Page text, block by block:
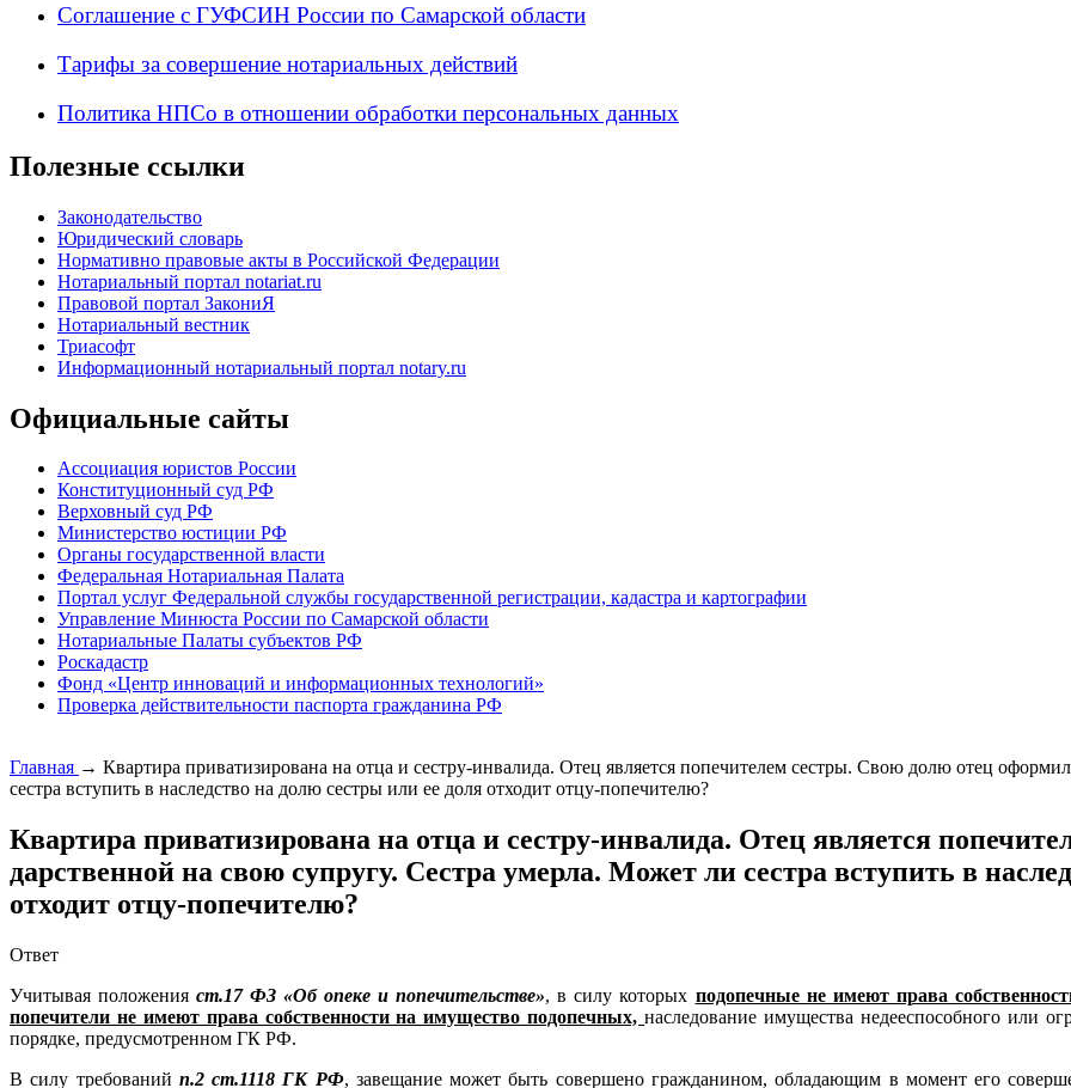
Соглашение с ГУФСИН России по Самарской области
Тарифы за совершение нотариальных действий
Политика НПСо в отношении обработки персональных данных
Полезные ссылки
Законодательство
Юридический словарь
Нормативно правовые акты в Российской Федерации
Нотариальный портал notariat.ru
Правовой портал ЗакониЯ
Нотариальный вестник
Триасофт
Информационный нотариальный портал notary.ru
Официальные сайты
Ассоциация юристов России
Конституционный суд РФ
Верховный суд РФ
Министерство юстиции РФ
Органы государственной власти
Федеральная Нотариальная Палата
Портал услуг Федеральной службы государственной регистрации, кадастра и картографии
Управление Минюста России по Самарской области
Нотариальные Палаты субъектов РФ
Роскадастр
Фонд «Центр инноваций и информационных технологий»
Проверка действительности паспорта гражданина РФ
Главная → Квартира приватизирована на отца и сестру-инвалида. Отец является попечителем сестры. Свою долю отец
сестра вступить в наследство на долю сестры или ее доля отходит отцу-попечителю?
Квартира приватизирована на отца и сестру-инвалида. Отец является
дарственной на свою супругу. Сестра умерла. Может ли сестра вступить в
отходит отцу-попечителю?
Ответ
Учитывая положенияст.17 ФЗ «Об опеке и попечительстве», в силу которых подопечные не имеют права
попечители не имеют права собственности на имущество подопечных,наследование имущества недееспособного или
порядке, предусмотренном ГК РФ.
В силу требований п.2 ст.1118 ГК РФ, завещание может быть совершено гражданином, обладающим в момент его